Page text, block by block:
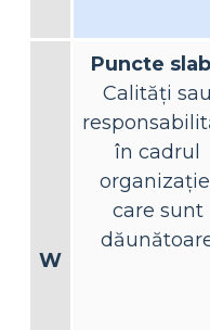
W
Puncte
Calități sau
în cadrul
care sunt